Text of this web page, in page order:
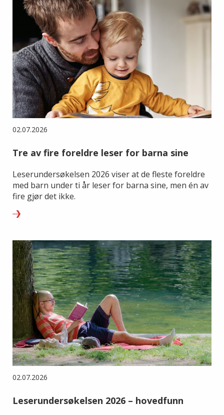
02.07.2026
Tre av fire foreldre leser for barna sine
Leserundersøkelsen 2026 viser at de fleste foreldre
med barn under ti år leser for barna sine, men én av
fire gjør det ikke.
02.07.2026
Leserundersøkelsen 2026 – hovedfunn